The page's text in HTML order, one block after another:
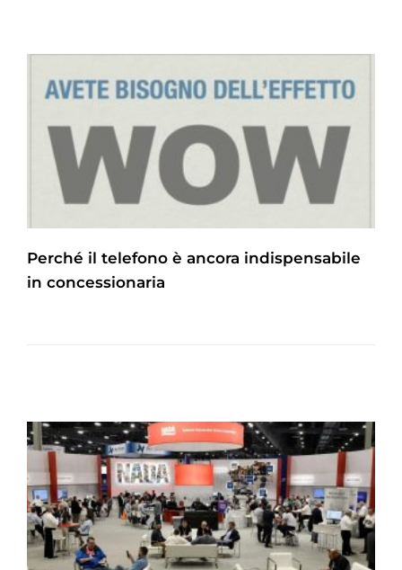
Perché il telefono è ancora indispensabile
in concessionaria